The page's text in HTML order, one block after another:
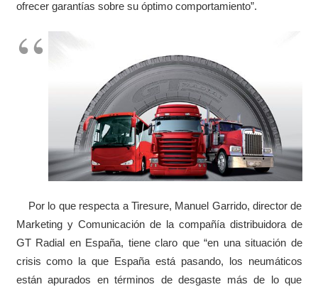
ofrecer garantías sobre su óptimo comportamiento”.
Por lo que respecta a Tiresure, Manuel Garrido, director de
Marketing y Comunicación de la compañía distribuidora de
GT Radial en España, tiene claro que “en una situación de
crisis como la que España está pasando, los neumáticos
están apurados en términos de desgaste más de lo que